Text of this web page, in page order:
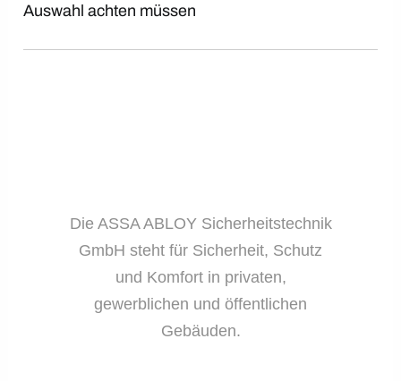
Auswahl achten müssen
Die ASSA ABLOY Sicherheitstechnik
GmbH steht für Sicherheit, Schutz
und Komfort in privaten,
gewerblichen und öffentlichen
Gebäuden.